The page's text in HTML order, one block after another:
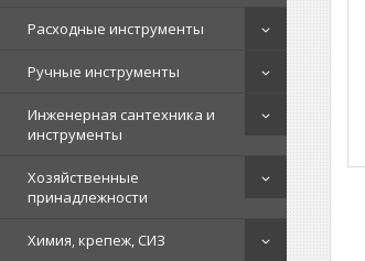
Расходные инструменты
Ручные инструменты
Инженерная сантехника и
инструменты
Хозяйственные
принадлежности
Химия, крепеж, СИЗ